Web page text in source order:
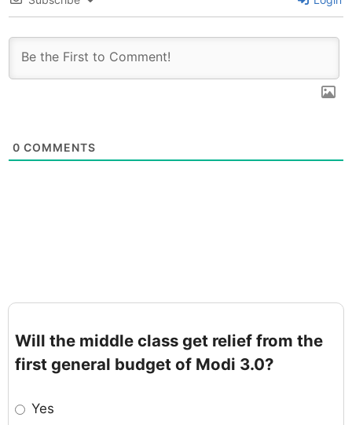
0 COMMENTS
Will the middle class get relief from the
first general budget of Modi 3.0?
Yes